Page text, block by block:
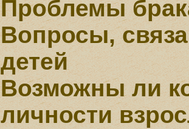
Проблемы
Вопросы,
детей
Возможны ли
личности